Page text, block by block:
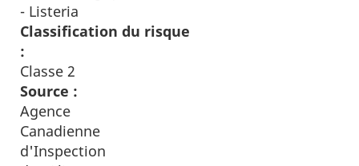
- Listeria
Classification du risque
:
Classe 2
Source :
Agence
Canadienne
d'Inspection